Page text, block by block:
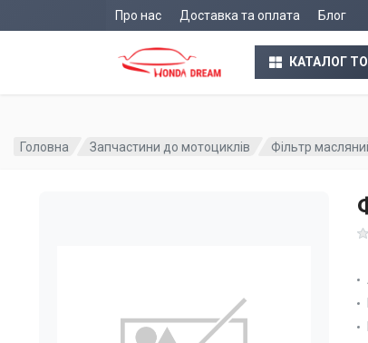
Про нас Доставка та оплата Блог
КАТАЛОГ
Головна Запчастини до мотоциклів Фільтр